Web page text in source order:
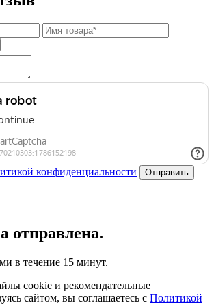
конфиденциальности Отправить
отправлена.
в течение 15 минут.
cookie и рекомендательные
сайтом, вы соглашаетесь с Политикой